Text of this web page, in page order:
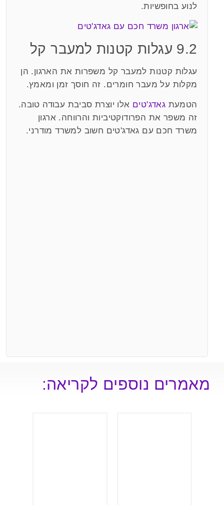
לנוע בחופשיות.
9.2 עגלות קטנות למעבר קל
עגלות קטנות למעבר קל משפרות את הארגון. הן
מקלות על מעבר חומרים. זה חוסך זמן ומאמץ.
הטמעת גאדג'טים אלו יוצרת סביבת עבודה טובה.
זה משפר את הפרודוקטיביות והרווחה. ארגון
משרד חכם עם גאדג'טים חשוב למשרד מודרני.
מאמרים נוספים לקריאה: